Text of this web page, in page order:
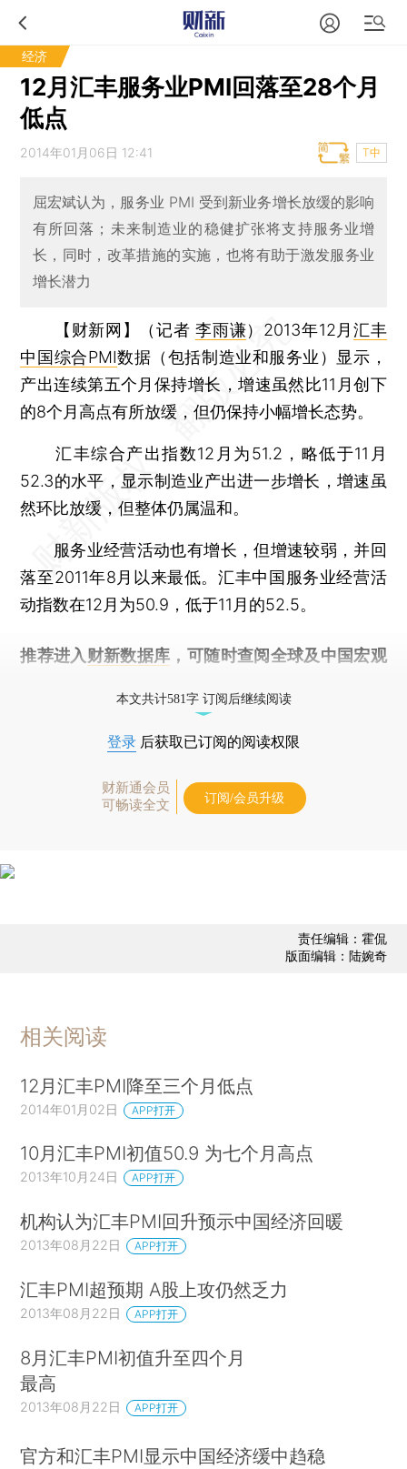
经济
12月汇丰服务业PMI回落至28个月
低点
2014年01月06日 12:41 T中
屈宏斌认为，服务业 PMI 受到新业务增长放缓的影响
有所回落；未来制造业的稳健扩张将支持服务业增
长，同时，改革措施的实施，也将有助于激发服务业
增长潜力
【财新网】（记者李雨谦） 2013年12月 汇丰
中国综合PMI数据（包括制造业和服务业）显示，
产出连续第五个月保持增长，增速虽然比11月创下
的8个月高点有所放缓，但仍保持小幅增长态势。
汇丰综合产出指数12月为51.2，略低于11月
52.3的水平，显示制造业产出进一步增长，增速虽
然环比放缓，但整体仍属温和。
服务业经营活动也有增长，但增速较弱，并回
落至2011年8月以来最低。汇丰中国服务业经营活
动指数在12月为50.9，低于11月的52.5。
推荐进入 财新数据库 ，可随时查阅全球及中国宏观
本文共计581字 订阅后继续阅读
登录 后获取已订阅的阅读权限
财新通会员
可畅读全文
订阅/会员升级
责任编辑：霍侃
版面编辑：陆婉奇
相关阅读
12月汇丰PMI降至三个月低点
2014年01月02日 APP打开
10月汇丰PMI初值50.9 为七个月高点
2013年10月24日 APP打开
机构认为汇丰PMI回升预示中国经济回暖
2013年08月22日 APP打开
汇丰PMI超预期 A股上攻仍然乏力
2013年08月22日 APP打开
8月汇丰PMI初值升至四个月
最高
2013年08月22日 APP打开
官方和汇丰PMI显示中国经济缓中趋稳